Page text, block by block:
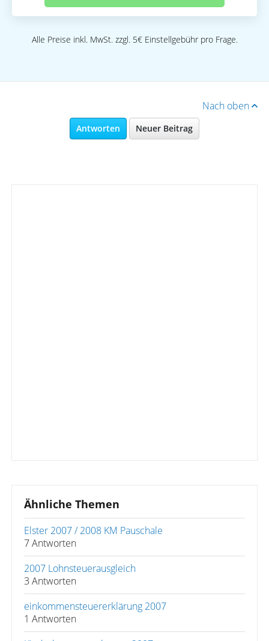
Alle Preise inkl. MwSt. zzgl. 5€ Einstellgebühr pro Frage.
Nach oben
Antworten Neuer Beitrag
Ähnliche Themen
Elster 2007 / 2008 KM Pauschale
7 Antworten
2007 Lohnsteuerausgleich
3 Antworten
einkommensteuererklärung 2007
1 Antworten